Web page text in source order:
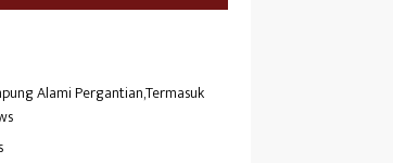
Alami Pergantian,Termasuk